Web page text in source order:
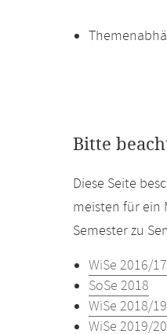
Bitte
Diese Seite
meisten für ein
Semester zu
WiSe 2016/17
SoSe 2018
WiSe 2018/19
WiSe 2019/20